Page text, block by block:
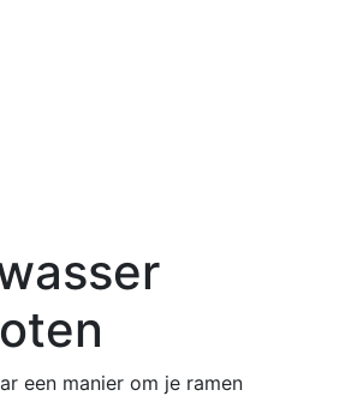
een manier om je ramen